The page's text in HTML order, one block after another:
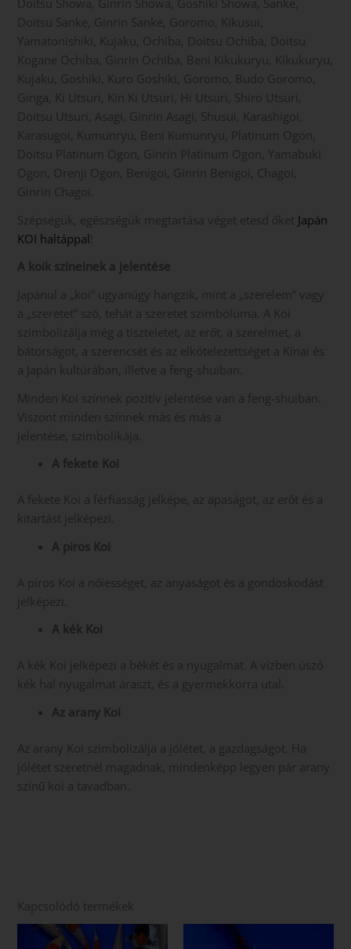
Doitsu Sanke, Ginrin Sanke, Goromo, Kikusui,
Yamatonishiki, Kujaku, Ochiba, Doitsu Ochiba, Doitsu
Kogane Ochiba, Ginrin Ochiba, Beni Kikukuryu, Kikukuryu,
Kujaku, Goshiki, Kuro Goshiki, Goromo, Budo Goromo,
Ginga, Ki Utsuri, Kin Ki Utsuri, Hi Utsuri, Shiro Utsuri,
Doitsu Utsuri, Asagi, Ginrin Asagi, Shusui, Karashigoi,
Karasugoi, Kumunryu, Beni Kumunryu, Platinum Ogon,
Doitsu Platinum Ogon, Ginrin Platinum Ogon, Yamabuki
Ogon, Orenji Ogon, Benigoi, Ginrin Benigoi, Chagoi,
Ginrin Chagoi.
Szépségük, egészségük megtartása véget etesd őket Japán
KOI haltáppal
A koik színeinek a jelentése
Japánul a „koi” ugyanúgy hangzik, mint a „szerelem” vagy
a „szeretet” szó, tehát a szeretet szimbóluma. A Koi
szimbolizálja még a tiszteletet, az erőt, a szerelmet, a
bátorságot, a szerencsét és az elkötelezettséget a Kínai és
a Japán kultúrában, illetve a feng-shuiban.
Minden Koi színnek pozitív jelentése van a feng-shuiban.
Viszont minden színnek más és más a
jelentése, szimbolikája.
A fekete Koi
A fekete Koi a férfiasság jelképe, az apaságot, az erőt és a
kitartást jelképezi.
A piros Koi
A piros Koi a nőiességet, az anyaságot és a gondoskodást
jelképezi.
A kék Koi
A kék Koi jelképezi a békét és a nyugalmat. A vízben úszó
kék hal nyugalmat áraszt, és a gyermekkorra utal.
Az arany Koi
Az arany Koi szimbolizálja a jólétet, a gazdagságot. Ha
jólétet szeretnél magadnak, mindenképp legyen pár arany
színű koi a tavadban.
Kapcsolódó termékek